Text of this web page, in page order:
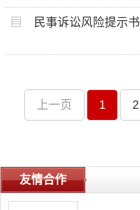
民事诉讼风险提示书
上一页 1 2
友情合作